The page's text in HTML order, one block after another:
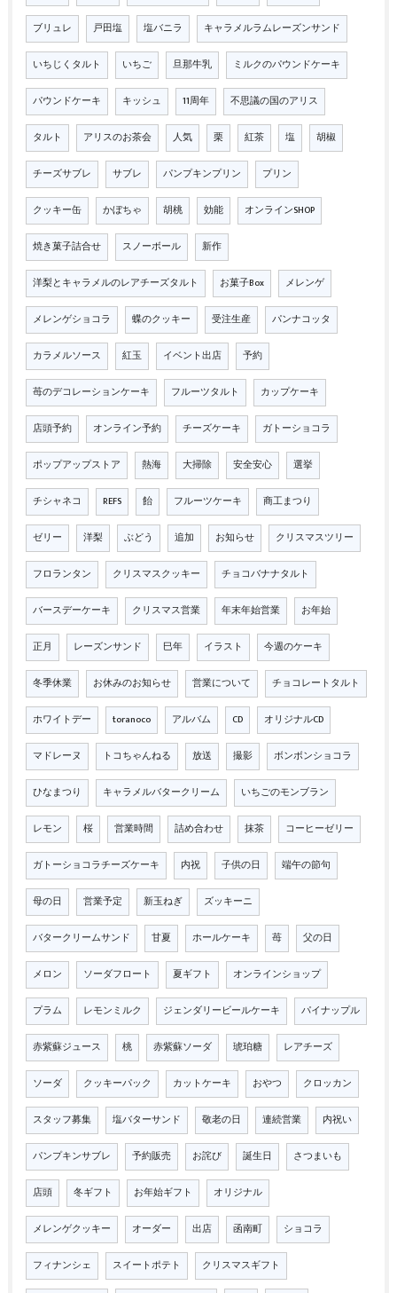
ブリュレ 戸田塩 塩バニラ キャラメルラムレーズンサンド
いちじくタルト いちご 旦那牛乳 ミルクのパウンドケーキ
パウンドケーキ キッシュ 11周年 不思議の国のアリス
タルト アリスのお茶会 人気 栗 紅茶 塩 胡椒
チーズサブレ サブレ パンプキンプリン プリン
クッキー缶 かぼちゃ 胡桃 効能 オンラインSHOP
焼き菓子詰合せ スノーボール 新作
洋梨とキャラメルのレアチーズタルト お菓子Box メレンゲ
メレンゲショコラ 蝶のクッキー 受注生産 パンナコッタ
カラメルソース 紅玉 イベント出店 予約
苺のデコレーションケーキ フルーツタルト カップケーキ
店頭予約 オンライン予約 チーズケーキ ガトーショコラ
ポップアップストア 熱海 大掃除 安全安心 選挙
チシャネコ REFS 飴 フルーツケーキ 商工まつり
ゼリー 洋梨 ぶどう 追加 お知らせ クリスマスツリー
フロランタン クリスマスクッキー チョコバナナタルト
バースデーケーキ クリスマス営業 年末年始営業 お年始
正月 レーズンサンド 巳年 イラスト 今週のケーキ
冬季休業 お休みのお知らせ 営業について チョコレートタルト
ホワイトデー toranoco アルバム CD オリジナルCD
マドレーヌ トコちゃんねる 放送 撮影 ボンボンショコラ
ひなまつり キャラメルバタークリーム いちごのモンブラン
レモン 桜 営業時間 詰め合わせ 抹茶 コーヒーゼリー
ガトーショコラチーズケーキ 内祝 子供の日 端午の節句
母の日 営業予定 新玉ねぎ ズッキーニ
バタークリームサンド 甘夏 ホールケーキ 苺 父の日
メロン ソーダフロート 夏ギフト オンラインショップ
プラム レモンミルク ジェンダリービールケーキ パイナップル
赤紫蘇ジュース 桃 赤紫蘇ソーダ 琥珀糖 レアチーズ
ソーダ クッキーパック カットケーキ おやつ クロッカン
スタッフ募集 塩バターサンド 敬老の日 連続営業 内祝い
パンプキンサブレ 予約販売 お詫び 誕生日 さつまいも
店頭 冬ギフト お年始ギフト オリジナル
メレンゲクッキー オーダー 出店 函南町 ショコラ
フィナンシェ スイートポテト クリスマスギフト